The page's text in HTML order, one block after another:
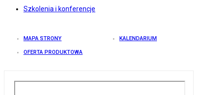
Szkolenia i konferencje
MAPA STRONY KALENDARIUM
OFERTA PRODUKTOWA